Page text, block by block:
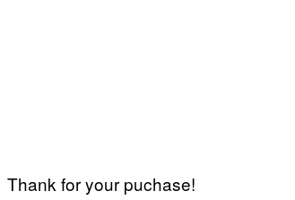
Thank for your puchase!